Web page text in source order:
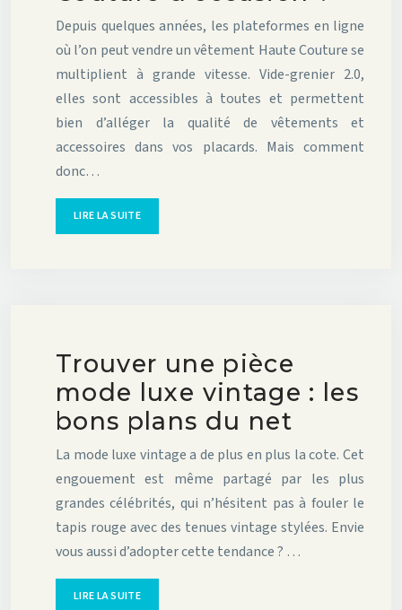
Depuis quelques années, les plateformes en ligne
où l’on peut vendre un vêtement Haute Couture se
multiplient à grande vitesse. Vide-grenier 2.0,
elles sont accessibles à toutes et permettent
bien d’alléger la qualité de vêtements et
accessoires dans vos placards. Mais comment
donc…
LIRE LA SUITE
Trouver une pièce
mode luxe vintage : les
bons plans du net
La mode luxe vintage a de plus en plus la cote. Cet
engouement est même partagé par les plus
grandes célébrités, qui n’hésitent pas à fouler le
tapis rouge avec des tenues vintage stylées. Envie
vous aussi d’adopter cette tendance ? …
LIRE LA SUITE